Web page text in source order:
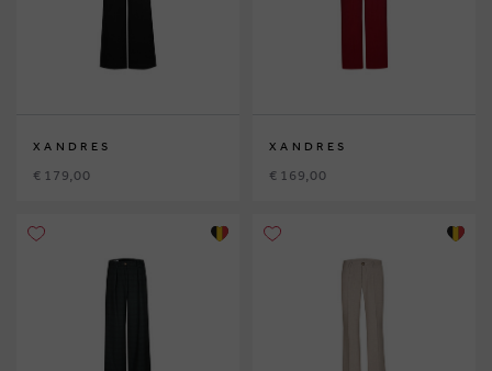
XANDRES
€ 179,00
XANDRES
€ 169,00